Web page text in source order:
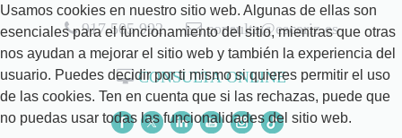
917 505 992 consulta@escariz.es
CONSULTA ONLINE
Usamos cookies en nuestro sitio web. Algunas de ellas son
esenciales para el funcionamiento del sitio, mientras que otras
nos ayudan a mejorar el sitio web y también la experiencia del
usuario. Puedes decidir por ti mismo si quieres permitir el uso
de las cookies. Ten en cuenta que si las rechazas, puede que
no puedas usar todas las funcionalidades del sitio web.